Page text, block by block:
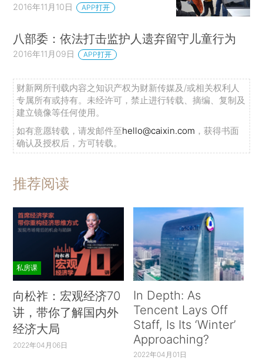
2016年11月10日 APP打开
八部委：依法打击监护人遗弃留守儿童行为
2016年11月09日 APP打开
财新网所刊载内容之知识产权为财新传媒及/或相关权利人
专属所有或持有。未经许可，禁止进行转载、摘编、复制及
建立镜像等任何使用。
如有意愿转载，请发邮件至hello@caixin.com ，获得书面
确认及授权后，方可转载。
推荐阅读
私房课
向松祚：宏观经济70
讲，带你了解国内外
经济大局
2022年04月06日
In Depth: As
Tencent Lays Off
Staff, Is Its ‘Winter’
Approaching?
2022年04月01日